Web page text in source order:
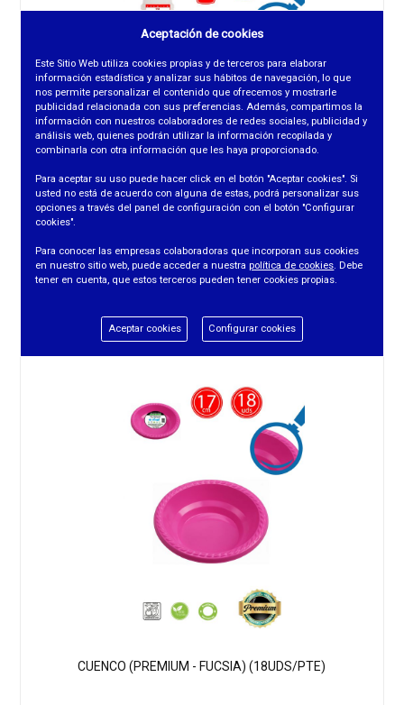
VASO 266CC (PREMIUM - BLANCO) (20UDS/PTE)
CUENCO (PREMIUM - FUCSIA) (18UDS/PTE)
Aceptación de cookies
Este Sitio Web utiliza cookies propias y de terceros para elaborar
información estadística y analizar sus hábitos de navegación, lo que
nos permite personalizar el contenido que ofrecemos y mostrarle
publicidad relacionada con sus preferencias. Además, compartimos la
información con nuestros colaboradores de redes sociales, publicidad y
análisis web, quienes podrán utilizar la información recopilada y
combinarla con otra información que les haya proporcionado.
Para aceptar su uso puede hacer click en el botón "Aceptar cookies". Si
usted no está de acuerdo con alguna de estas, podrá personalizar sus
opciones a través del panel de configuración con el botón "Configurar
cookies".
Para conocer las empresas colaboradoras que incorporan sus cookies
en nuestro sitio web, puede acceder a nuestra política de cookies. Debe
tener en cuenta, que estos terceros pueden tener cookies propias.
Aceptar cookies Configurar cookies